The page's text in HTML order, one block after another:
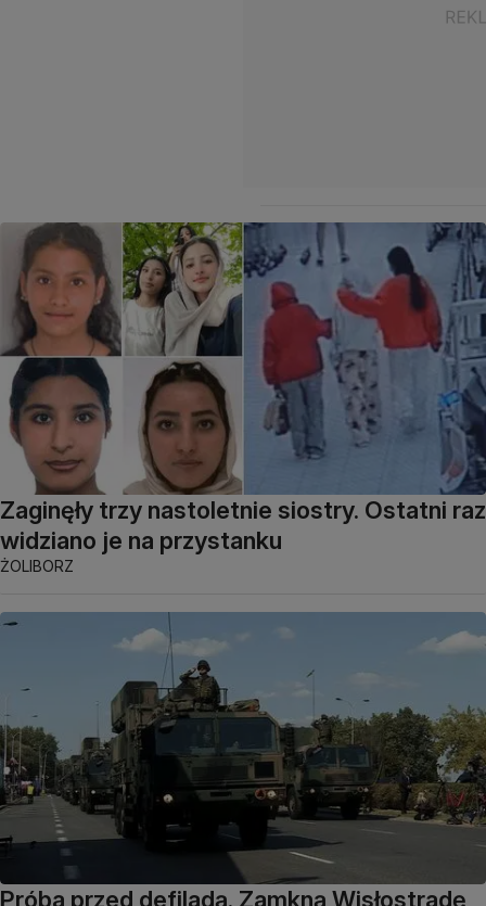
Zaginęły trzy nastoletnie siostry. Ostatni raz
widziano je na przystanku
ŻOLIBORZ
Próba przed defiladą. Zamkną Wisłostradę